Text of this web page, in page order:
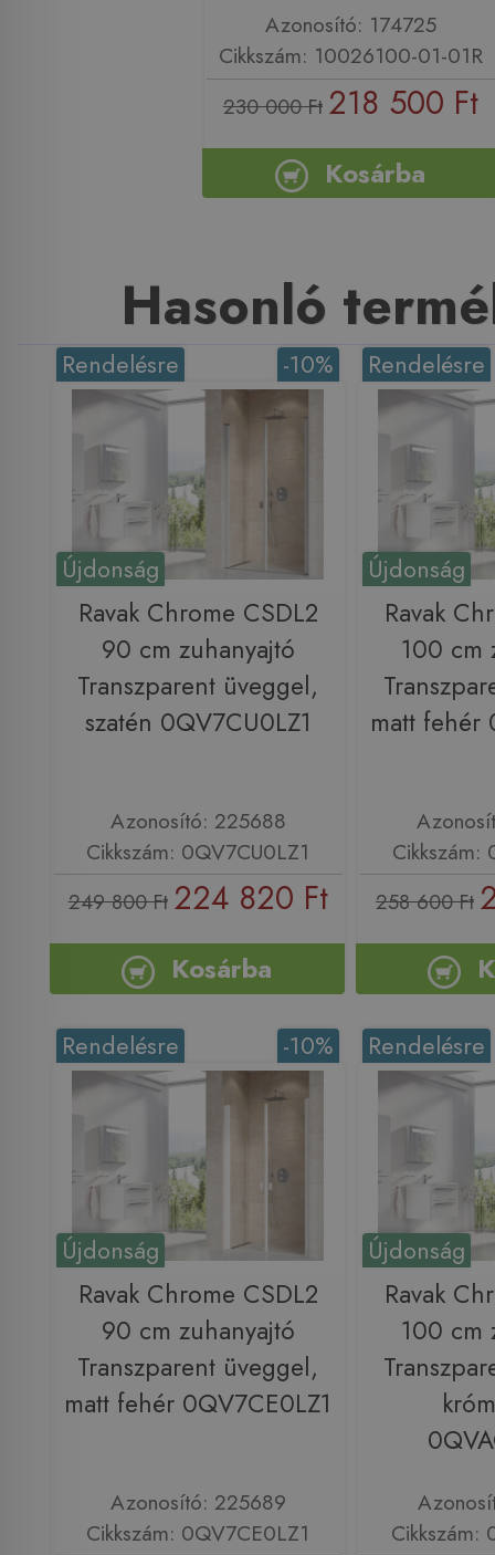
Azonosító: 174725
Cikkszám: 10026100-01-01R
230 000 Ft 218 500 Ft
Kosárba
Hasonló
Újdonság
-10%
Rendelésre
Ravak Chrome CSDL2
90 cm zuhanyajtó
Transzparent üveggel,
szatén 0QV7CU0LZ1
Azonosító: 225688
Cikkszám: 0QV7CU0LZ1
249 800 Ft 224 820 Ft
Kosárba
Újdonság
Rendelésre
Ravak
100 cm
matt fehér
Cikkszám:
258 600 Ft
Újdonság
-10%
Rendelésre
Ravak Chrome CSDL2
90 cm zuhanyajtó
Transzparent üveggel,
matt fehér 0QV7CE0LZ1
Azonosító: 225689
Cikkszám: 0QV7CE0LZ1
Újdonság
Rendelésre
Ravak
100 cm
Cikkszám: